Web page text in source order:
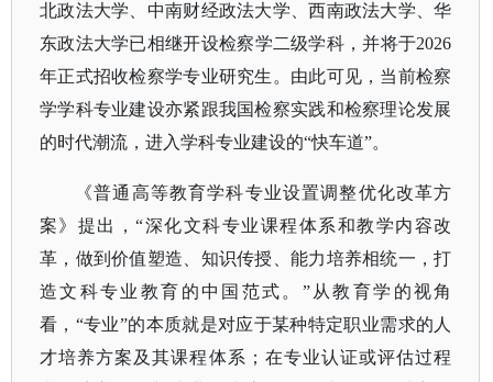
北政法大学、中南财经政法大学、西南政法大学、华
东政法大学已相继开设检察学二级学科，并将于2026
年正式招收检察学专业研究生。由此可见，当前检察
学学科专业建设亦紧跟我国检察实践和检察理论发展
的时代潮流，进入学科专业建设的“快车道”。
《普通高等教育学科专业设置调整优化改革方
案》提出，“深化文科专业课程体系和教学内容改
革，做到价值塑造、知识传授、能力培养相统一，打
造文科专业教育的中国范式。”从教育学的视角
看，“专业”的本质就是对应于某种特定职业需求的人
才培养方案及其课程体系；在专业认证或评估过程